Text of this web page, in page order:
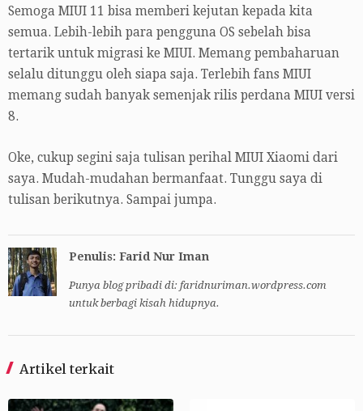
Semoga MIUI 11 bisa memberi kejutan kepada kita
semua. Lebih-lebih para pengguna OS sebelah bisa
tertarik untuk migrasi ke MIUI. Memang pembaharuan
selalu ditunggu oleh siapa saja. Terlebih fans MIUI
memang sudah banyak semenjak rilis perdana MIUI versi
8.
Oke, cukup segini saja tulisan perihal MIUI Xiaomi dari
saya. Mudah-mudahan bermanfaat. Tunggu saya di
tulisan berikutnya. Sampai jumpa.
Penulis: Farid Nur Iman
Punya blog pribadi di: faridnuriman.wordpress.com
untuk berbagi kisah hidupnya.
Artikel terkait